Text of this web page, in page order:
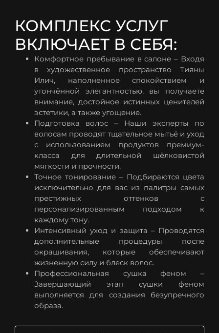
КОМПЛЕКС УСЛУГ
ВКЛЮЧАЕТ В СЕБЯ:
Комфортное пребывание в салоне – Входя
в художественное пространство Тияны
Илич, наполненное спокойствием и
утончённой элегантностью, вы получаете
внимание, достойное истинных ценителей
эстетики, а также угощение.
Подготовка волос – Наши эксперты по
волосам проводят тщательное мытьё и уход
с использованием продуктов премиум-
класса для длительной шёлковистой
мягкости и прочности.
Точное тонирование – Подбираются цвета
исключительно для вас из палитры самых
престижных оттенков с
персонализированным подходом к
каждому тону.
Интенсивный уход и защита – Проводятся
дополнительные процедуры после
окрашивания, которые обеспечивают
жизненную силу и блеск волос.
Профессиональная сушка феном –
Завершающий этап сушки феном
выполняется для создания безупречного
образа.